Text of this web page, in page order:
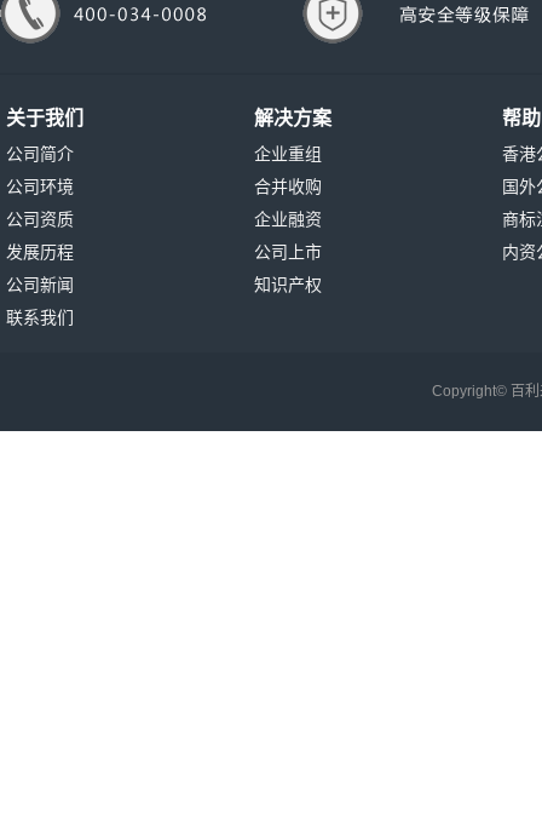
关于我们
公司简介
公司环境
公司资质
发展历程
公司新闻
联系我们
解决方案
企业重组
合并收购
企业融资
公司上市
知识产权
帮
香港
国外
商标
内资
Copyright© 百